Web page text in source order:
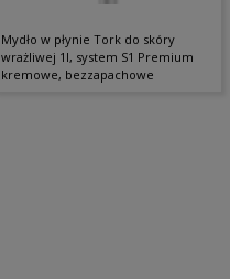
Mydło w płynie Tork do skóry
wrażliwej 1l, system S1 Premium
kremowe, bezzapachowe